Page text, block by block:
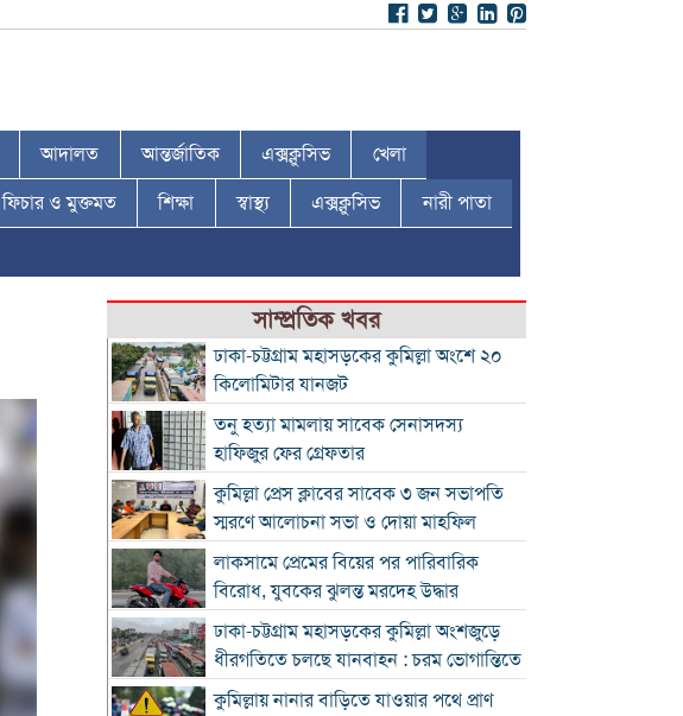
আদালত আন্তর্জাতিক এক্সক্লুসিভ খেলা
ফিচার ও মুক্তমত শিক্ষা স্বাস্থ্য এক্সক্লুসিভ নারী পাতা
সাম্প্রতিক খবর
ঢাকা-চট্টগ্রাম মহাসড়কের কুমিল্লা অংশে ২০
কিলোমিটার যানজট
তনু হত্যা মামলায় সাবেক সেনাসদস্য
হাফিজুর ফের গ্রেফতার
কুমিল্লা প্রেস ক্লাবের সাবেক ৩ জন সভাপতি
স্মরণে আলোচনা সভা ও দোয়া মাহফিল
লাকসামে প্রেমের বিয়ের পর পারিবারিক
বিরোধ, যুবকের ঝুলন্ত মরদেহ উদ্ধার
ঢাকা-চট্টগ্রাম মহাসড়কের কুমিল্লা অংশজুড়ে
ধীরগতিতে চলছে যানবাহন : চরম ভোগান্তিতে
কুমিল্লায় নানার বাড়িতে যাওয়ার পথে প্রাণ